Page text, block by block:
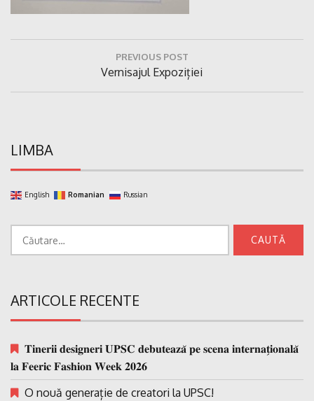
PREVIOUS POST
Previous
Post:
Vernisajul Expoziției
LIMBA
English Romanian Russian
ARTICOLE RECENTE
𝐓𝐢𝐧𝐞𝐫𝐢𝐢 𝐝𝐞𝐬𝐢𝐠𝐧𝐞𝐫𝐢 𝐔𝐏𝐒𝐂 𝐝𝐞𝐛𝐮𝐭𝐞𝐚𝐳𝐚̆ 𝐩𝐞 𝐬𝐜𝐞𝐧𝐚 𝐢𝐧𝐭𝐞𝐫𝐧𝐚𝐭̗𝐢𝐨𝐧𝐚𝐥𝐚̆
𝐥𝐚 𝐅𝐞𝐞𝐫𝐢𝐜 𝐅𝐚𝐬𝐡𝐢𝐨𝐧 𝐖𝐞𝐞𝐤 𝟐𝟎𝟐𝟔
O nouă generație de creatori la UPSC!